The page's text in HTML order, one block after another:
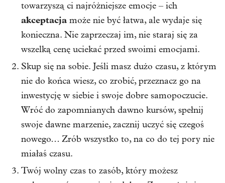
towarzyszą ci najróżniejsze emocje – ich
akceptacja może nie być łatwa, ale wydaje się
konieczna. Nie zaprzeczaj im, nie staraj się za
wszelką cenę uciekać przed swoimi emocjami.
Skup się na sobie. Jeśli masz dużo czasu, z którym
nie do końca wiesz, co zrobić, przeznacz go na
inwestycję w siebie i swoje dobre samopoczucie.
Wróć do zapomnianych dawno kursów, spełnij
swoje dawne marzenie, zacznij uczyć się czegoś
nowego… Zrób wszystko to, na co do tej pory nie
miałaś czasu.
Twój wolny czas to zasób, który możesz